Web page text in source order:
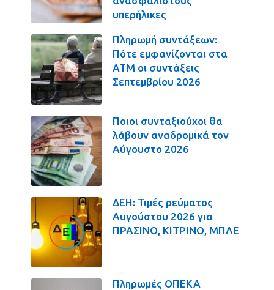
υπερήλικες
Πληρωμή συντάξεων:
Πότε εμφανίζονται στα
ΑΤΜ οι συντάξεις
Σεπτεμβρίου 2026
Ποιοι συνταξιούχοι θα
λάβουν αναδρομικά τον
Αύγουστο 2026
ΔΕΗ: Τιμές ρεύματος
Αυγούστου 2026 για
ΠΡΑΣΙΝΟ, ΚΙΤΡΙΝΟ, ΜΠΛΕ
Πληρωμές ΟΠΕΚΑ